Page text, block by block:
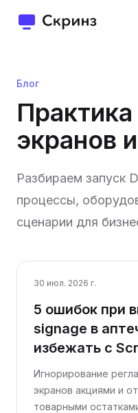
Блог
экранов
Разбираем запуск
процессы,
сценарии для
30 июл. 2026 г.
5 ошибок при
signage в
избежать с
Игнорирование
экранов акциями и
товарными